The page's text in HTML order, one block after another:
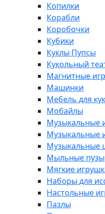
Копилки
Корабли
Коробочки
Кубики
Куклы Пупсы
Кукольный
Магнитные
Машинки
Мебель для
Мобайлы
Музыкальные
Музыкальные
Музыкальные
Мыльные
Мягкие
Наборы для
Настольные
Пазлы